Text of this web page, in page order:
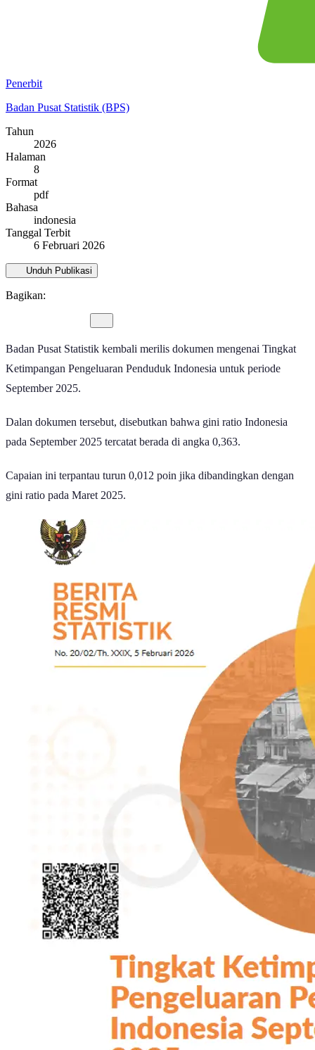
Penerbit
Badan Pusat Statistik (BPS)
Tahun
2026
Halaman
8
Format
pdf
Bahasa
indonesia
Tanggal Terbit
6 Februari 2026
Unduh Publikasi
Bagikan:
Badan Pusat Statistik kembali merilis dokumen mengenai Tingkat
Ketimpangan Pengeluaran Penduduk Indonesia untuk periode
September 2025.
Dalan dokumen tersebut, disebutkan bahwa gini ratio Indonesia
pada September 2025 tercatat berada di angka 0,363.
Capaian ini terpantau turun 0,012 poin jika dibandingkan dengan
gini ratio pada Maret 2025.